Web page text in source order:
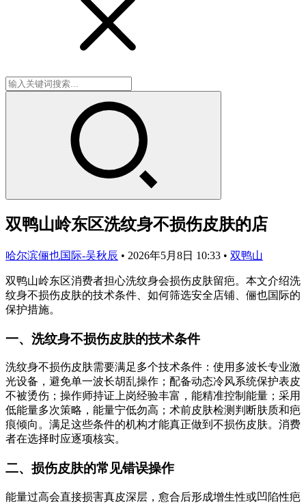
双鸭山岭东区洗纹身不损伤皮肤的店
哈尔滨俪也国际-吴秋辰 • 2026年5月8日 10:33 • 双鸭山
双鸭山岭东区消费者担心洗纹身会损伤皮肤留疤。本文介绍洗
纹身不损伤皮肤的技术条件、如何筛选安全店铺、俪也国际的
保护措施。
一、洗纹身不损伤皮肤的技术条件
洗纹身不损伤皮肤需要满足多个技术条件：使用多波长专业激
光设备，避免单一波长胡乱操作；配备动态冷风系统保护表皮
不被烫伤；操作师持证上岗经验丰富，能精准控制能量；采用
低能量多次策略，能量宁低勿高；术前皮肤检测判断肤质和疤
痕倾向。满足这些条件的机构才能真正做到不损伤皮肤。消费
者在选择时应逐项核实。
二、损伤皮肤的常见错误操作
能量过高会直接损害真皮深层，愈合后形成增生性或凹陷性疤